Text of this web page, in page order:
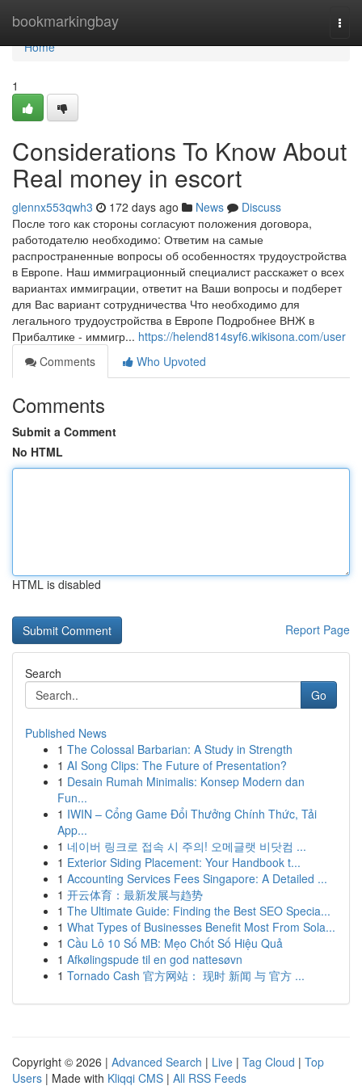
bookmarkingbay
Home
Home
1
Considerations To Know About
Real money in escort
glennx553qwh3 172 days ago News
Discuss
После того как стороны согласуют положения договора,
работодателю необходимо: Ответим на самые
распространенные вопросы об особенностях трудоустройства
в Европе. Наш иммиграционный специалист расскажет о всех
вариантах иммиграции, ответит на Ваши вопросы и подберет
для Вас вариант сотрудничества Что необходимо для
легального трудоустройства в Европе Подробнее ВНЖ в
Прибалтике - иммигр... https://helend814syf6.wikisona.com/user
Comments
Who Upvoted
Comments
Submit a Comment
No HTML
HTML is disabled
Report Page
Search
Go
Published News
1 The Colossal Barbarian: A Study in Strength
1 AI Song Clips: The Future of Presentation?
1 Desain Rumah Minimalis: Konsep Modern dan
Fun...
1 IWIN – Cổng Game Đổi Thưởng Chính Thức, Tải
App...
1 네이버 링크로 접속 시 주의! 오메글랫 비닷컴 ...
1 Exterior Siding Placement: Your Handbook t...
1 Accounting Services Fees Singapore: A Detailed ...
1 开云体育：最新发展与趋势
1 The Ultimate Guide: Finding the Best SEO Specia...
1 What Types of Businesses Benefit Most From Sola...
1 Cầu Lô 10 Số MB: Mẹo Chốt Số Hiệu Quả
1 Afkølingspude til en god nattesøvn
1 Tornado Cash 官方网站： 现时 新闻 与 官方 ...
Copyright © 2026 | Advanced Search | Live | Tag Cloud | Top
Users | Made with Kliqqi CMS | All RSS Feeds